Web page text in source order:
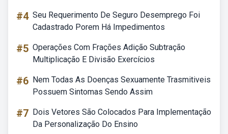
#4 Seu Requerimento De Seguro Desemprego Foi
Cadastrado Porem Há Impedimentos
#5 Operações Com Frações Adição Subtração
Multiplicação E Divisão Exercícios
#6 Nem Todas As Doenças Sexuamente Trasmitiveis
Possuem Sintomas Sendo Assim
#7 Dois Vetores São Colocados Para Implementação
Da Personalização Do Ensino